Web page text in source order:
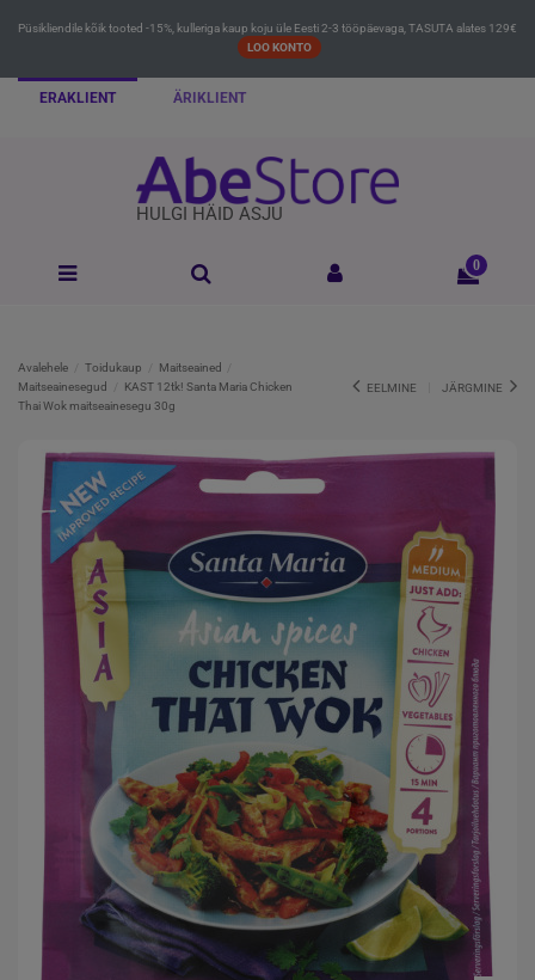
Püsikliendile kõik tooted -15%, kulleriga kaup koju üle Eesti 2-3 tööpäevaga, TASUTA alates 129€
LOO KONTO
ERAKLIENT ÄRIKLIENT
HULGI HÄID ASJU
0
Avalehele Toidukaup
Maitseained
Maitseainesegud
KAST 12tk! Santa Maria Chicken
Thai Wok maitseainesegu 30g
EELMINE JÄRGMINE